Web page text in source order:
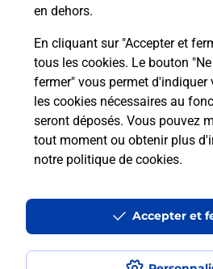
en dehors.
En cliquant sur "Accepter et
tous les cookies. Le bouton
fermer" vous permet d'indiquer
les cookies nécessaires au
seront déposés. Vous pouvez
tout moment ou obtenir plus
notre politique de cookies.
Accepter et
numéro de mobile
Est-ce que je peux
avec La Poste Mobile ?
Est-ce que je peux
à l’étranger avec La
Est-ce que je peux payer
en plusieurs fois avec La
?